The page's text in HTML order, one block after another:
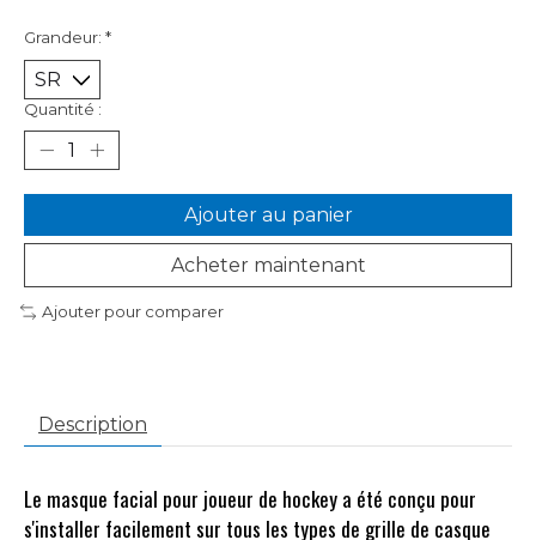
Grandeur: *
Quantité :
Ajouter au panier
Acheter maintenant
Ajouter pour comparer
Description
Le masque facial pour joueur de hockey a été conçu pour
s'installer facilement sur tous les types de grille de casque